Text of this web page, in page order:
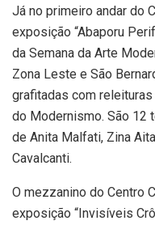
Já no primeiro andar do
exposição “Abaporu
da Semana da Arte
Zona Leste e São
grafitadas com
do Modernismo. São 12
de Anita Malfati, Zina
Cavalcanti.
O mezzanino do Centro
exposição “Invisíveis